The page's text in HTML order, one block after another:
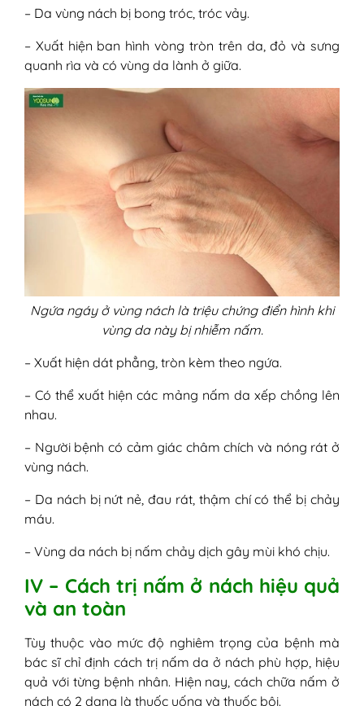
– Da vùng nách bị bong tróc, tróc vảy.
– Xuất hiện ban hình vòng tròn trên da, đỏ và sưng
quanh rìa và có vùng da lành ở giữa.
Ngứa ngáy ở vùng nách là triệu chứng điển hình khi
vùng da này bị nhiễm nấm.
– Xuất hiện dát phẳng, tròn kèm theo ngứa.
– Có thể xuất hiện các mảng nấm da xếp chồng lên
nhau.
– Người bệnh có cảm giác châm chích và nóng rát ở
vùng nách.
– Da nách bị nứt nẻ, đau rát, thậm chí có thể bị chảy
máu.
– Vùng da nách bị nấm chảy dịch gây mùi khó chịu.
IV – Cách trị nấm ở nách hiệu quả
và an toàn
Tùy thuộc vào mức độ nghiêm trọng của bệnh mà
bác sĩ chỉ định cách trị nấm da ở nách phù hợp, hiệu
quả với từng bệnh nhân. Hiện nay, cách chữa nấm ở
nách có 2 dạng là thuốc uống và thuốc bôi.